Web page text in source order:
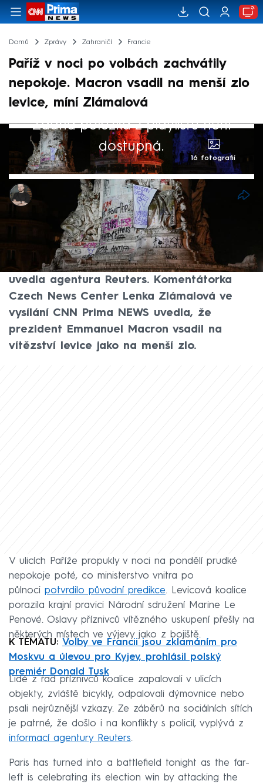
Domů Zprávy Zahraničí Francie
Paříž v noci po volbách zachvátily
nepokoje. Macron vsadil na menší zlo
levice, míní Zlámalová
Žádná položka z playlistu není
dostupná.
16 fotografií
Marek Pausz
8. čvc 2024, 15:26
Oslavy vítězné levicové koalice Nová lidová
fronta se v některých ulicích Paříže zvrhly v
otevřený střet s policejními těžkooděnci,
uvedla agentura Reuters. Komentátorka
Czech News Center Lenka Zlámalová ve
vysílání CNN Prima NEWS uvedla, že
prezident Emmanuel Macron vsadil na
vítězství levice jako na menší zlo.
V ulicích Paříže propukly v noci na pondělí prudké
nepokoje poté, co ministerstvo vnitra po
půlnoci potvrdilo původní predikce. Levicová koalice
porazila krajní pravici Národní sdružení Marine Le
Penové. Oslavy příznivců vítězného uskupení přešly na
některých místech ve výjevy jako z bojiště.
K TÉMATU: Volby ve Francii jsou zklamáním pro
Moskvu a úlevou pro Kyjev, prohlásil polský
premiér Donald Tusk
Lidé z řad příznivců koalice zapalovali v ulicích
objekty, zvláště bicykly, odpalovali dýmovnice nebo
psali nejrůznější vzkazy. Ze záběrů na sociálních sítích
je patrné, že došlo i na konflikty s policií, vyplývá z
informací agentury Reuters.
Paris has turned into a battlefield tonight as the far-
left is celebrating its election win by attacking the